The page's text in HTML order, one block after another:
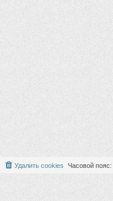
Часовой пояс:
Удалить cookies